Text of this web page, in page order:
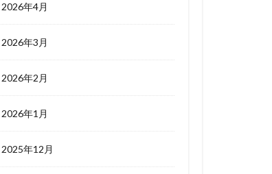
2026年4月
2026年3月
2026年2月
2026年1月
2025年12月